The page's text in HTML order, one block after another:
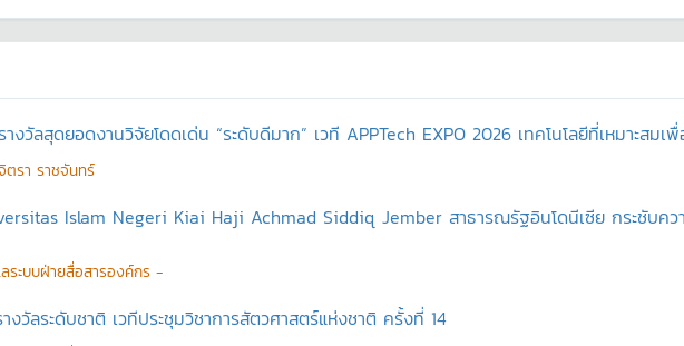
วัลสุดยอดงานวิจัยโดดเด่น “ระดับดีมาก” เวที APPTech EXPO 2026 เทคโนโลยีที่เหมาะสม
ตรา ราชจันทร์
Islam Negeri Kiai Haji Achmad Siddiq Jember สาธารณรัฐอินโดนีเซีย กระชับคว
ระบบฝ่ายสื่อสารองค์กร -
วัลระดับชาติ เวทีประชุมวิชาการสัตวศาสตร์แห่งชาติ ครั้งที่ 14